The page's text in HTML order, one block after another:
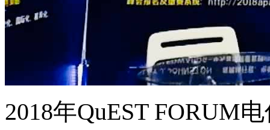
2018年QuEST FORUM